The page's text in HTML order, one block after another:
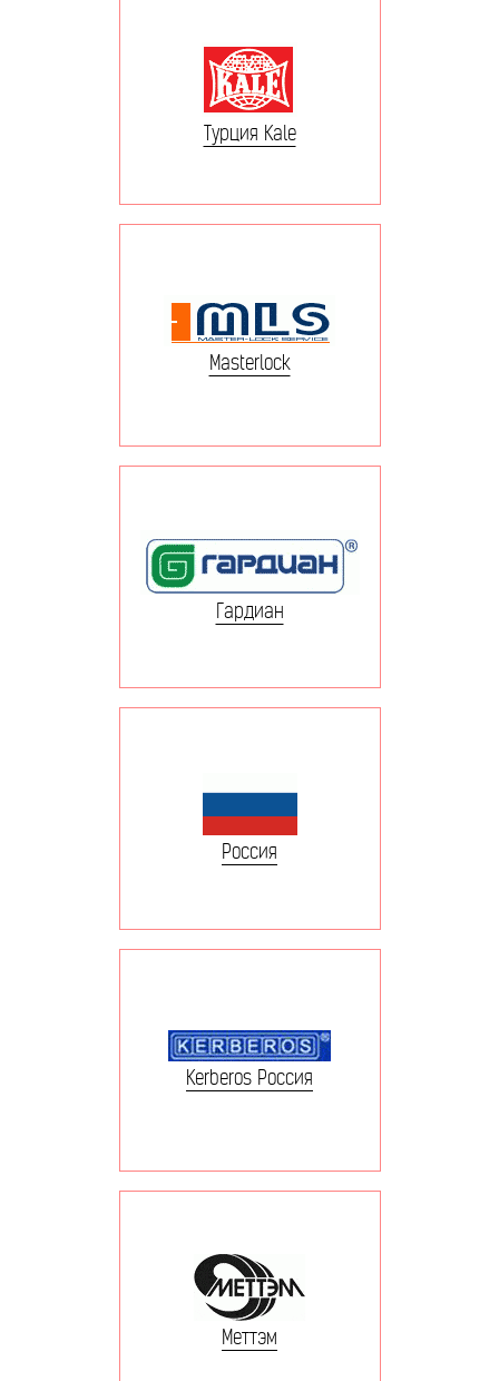
Турция Kale
Masterlock
Гардиан
Россия
Kerberos Россия
Меттэм